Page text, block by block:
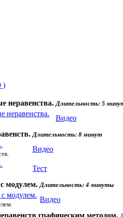
)
неравенства. Длительность: 5
неравенства.
Видео
Длительность: 8 минут
Видео
Тест
модулем. Длительность: 4 минуты
модулем.
Видео
графическим методом.